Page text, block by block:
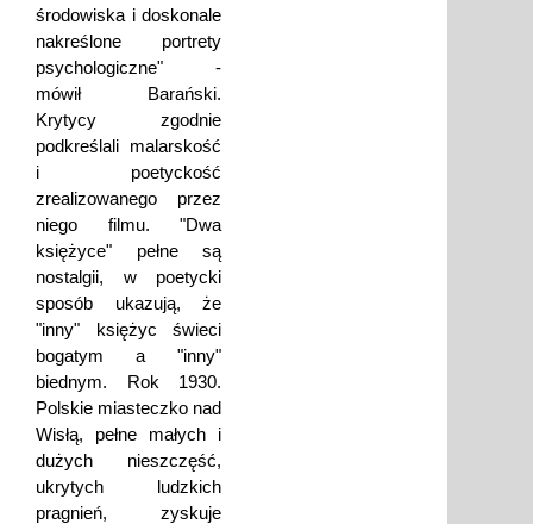
środowiska i doskonale
nakreślone portrety
psychologiczne" -
mówił Barański.
Krytycy zgodnie
podkreślali malarskość
i poetyckość
zrealizowanego przez
niego filmu. "Dwa
księżyce" pełne są
nostalgii, w poetycki
sposób ukazują, że
"inny" księżyc świeci
bogatym a "inny"
biednym. Rok 1930.
Polskie miasteczko nad
Wisłą, pełne małych i
dużych nieszczęść,
ukrytych ludzkich
pragnień, zyskuje